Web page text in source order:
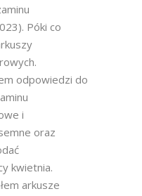
Póki co
odpowiedzi do
i
oraz
kwietnia.
arkusze